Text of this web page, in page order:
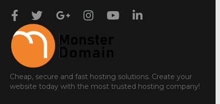
Cheap, secure and fast hosting solutions. Create your
website today with the most trusted hosting company!